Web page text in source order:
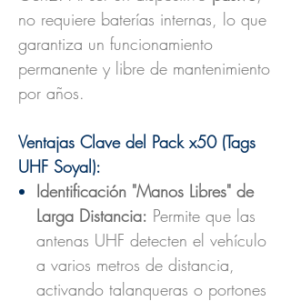
no requiere baterías internas, lo que
garantiza un funcionamiento
permanente y libre de mantenimiento
por años.
Ventajas Clave del Pack x50 (Tags
UHF Soyal):
Identificación "Manos Libres" de
Larga Distancia: Permite que las
antenas UHF detecten el vehículo
a varios metros de distancia,
activando talanqueras o portones